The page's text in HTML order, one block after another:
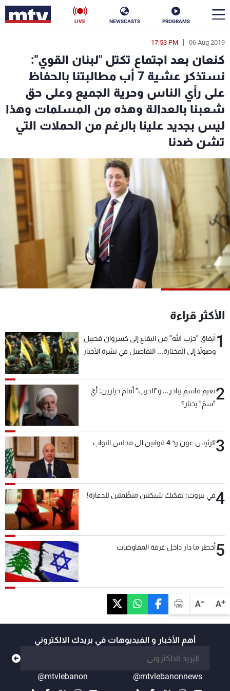
PROGRAMS
NEWSCASTS
LIVE
A+
A-
06 Aug 2019
17:53 PM
كنعان بعد اجتماع تكتل "لبنان القوي":
نستذكر عشية 7 أب مطالبتنا بالحفاظ
على رأي الناس وحرية الجميع وعلى حق
شعبنا بالعدالة وهذه من المسلمات وهذا
ليس بجديد علينا بالرغم من الحملات التي
تشن ضدنا
الأكثر قراءة
1أنفاق "حزب الله" من البقاع إلى كسروان فجبيل
وصولاً إلى المختارة... التفاصيل في نشرة الأخبار
2نعيم قاسم يبادر... و"الحزب" أمام خيارين: أيّ
"سمّ" يختار؟
3الرئيس عون ردّ 4 قوانين إلى مجلس النواب
4في بيروت: تفكيك شبكتين منظّمتين للدعارة!
5أخطر ما دار داخل غرفة المفاوضات
أهم الأخبار و الفيديوهات في بريدك الالكتروني
@mtvlebanonnews
@mtvlebanon
en
الأخبار
سياسة ناس
إقتصاد فن
منوعات
كأس العالم
البرامج
جدول البرامج
شاهد البرامج
الترددات
عن MTV
لاعلاناتكم
وظائف